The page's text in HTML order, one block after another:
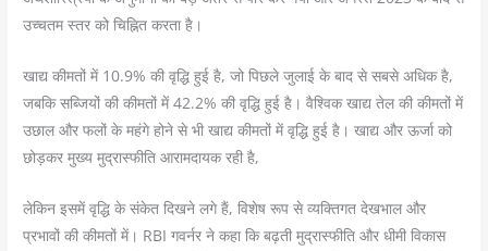
उच्चतम स्तर को चिह्नित करता है।
खाद्य कीमतों में 10.9% की वृद्धि हुई है, जो पिछले जुलाई के बाद से सबसे अधिक है,
जबकि सब्जियों की कीमतों में 42.2% की वृद्धि हुई है। वैश्विक खाद्य तेल की कीमतों में
उछाल और फलों के महंगे होने से भी खाद्य कीमतों में वृद्धि हुई है। खाद्य और ऊर्जा को
छोड़कर मुख्य मुद्रास्फीति आरामदायक रही है,
लेकिन इसमें वृद्धि के संकेत दिखने लगे हैं, विशेष रूप से व्यक्तिगत देखभाल और
प्रभावों की कीमतों में। RBI गवर्नर ने कहा कि बढ़ती मुद्रास्फीति और धीमी विकास